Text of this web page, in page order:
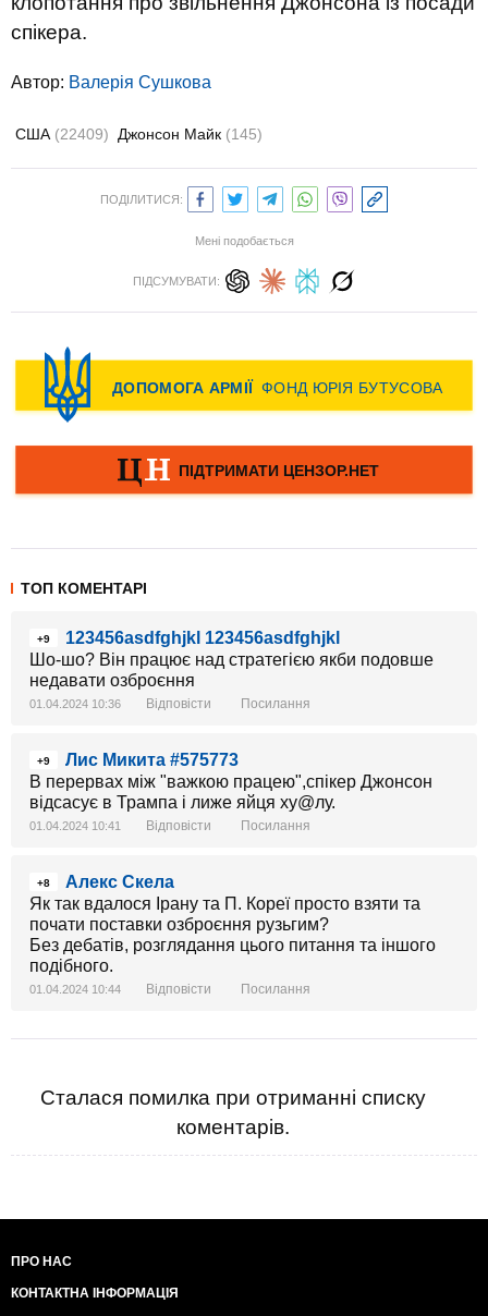
спікера.
Автор: Валерiя Сушкова
США (22409) Джонсон Майк (145)
ПОДІЛИТИСЯ:
Мені подобається
ПІДСУМУВАТИ:
ТОП КОМЕНТАРІ
+9
123456asdfghjkl 123456asdfghjkl
Шо-шо? Він працює над стратегією якби подовше
недавати озброєння
01.04.2024 10:36 Відповісти Посилання
+9
Лис Микита #575773
В перервах між "важкою працею",спікер Джонсон
відсасує в Трампа і лиже яйця ху@лу.
01.04.2024 10:41 Відповісти Посилання
+8
Алекс Скела
Як так вдалося Ірану та П. Кореї просто взяти та
почати поставки озброєння рузьгим?
Без дебатів, розглядання цього питання та іншого
подібного.
01.04.2024 10:44 Відповісти Посилання
Сталася помилка при отриманні списку
коментарів.
ПРО НАС
КОНТАКТНА ІНФОРМАЦІЯ